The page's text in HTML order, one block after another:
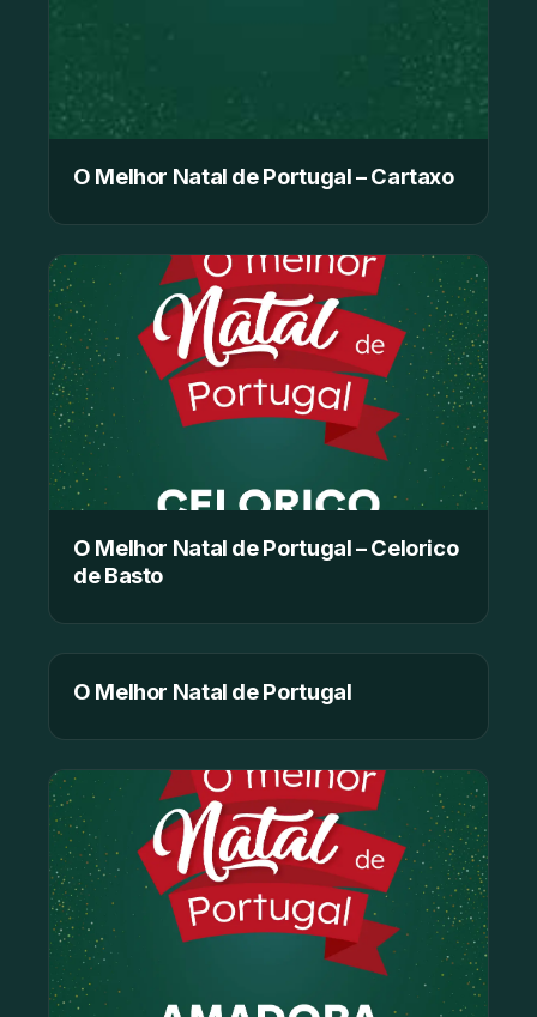
O Melhor Natal de Portugal – Cartaxo
O Melhor Natal de Portugal – Celorico
de Basto
O Melhor Natal de Portugal